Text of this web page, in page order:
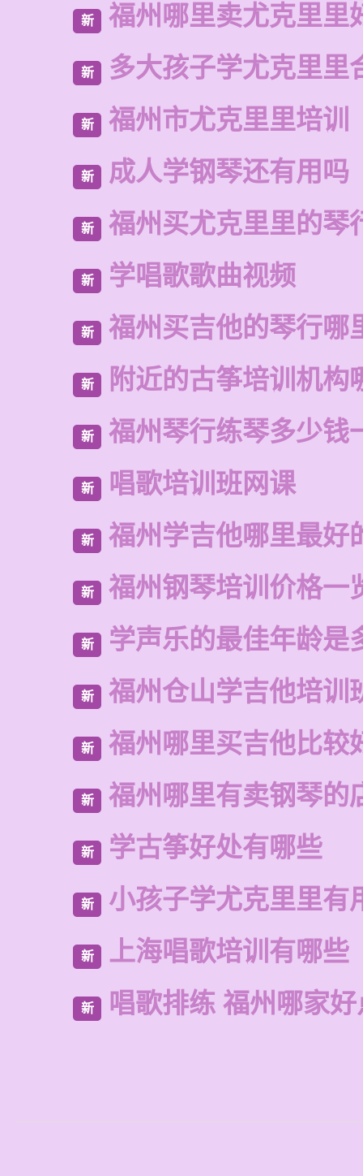
新 福州哪里卖尤克里里
新 多大孩子学尤克里里
新 福州市尤克里里培训
新 成人学钢琴还有用吗
新 福州买尤克里里的琴
新 学唱歌歌曲视频
新 福州买吉他的琴行哪
新 附近的古筝培训机构
新 福州琴行练琴多少钱
新 唱歌培训班网课
新 福州学吉他哪里最好
新 福州钢琴培训价格一
新 学声乐的最佳年龄是
新 福州仓山学吉他培训
新 福州哪里买吉他比较
新 福州哪里有卖钢琴的
新 学古筝好处有哪些
新 小孩子学尤克里里有
新 上海唱歌培训有哪些
新 唱歌排练 福州哪家好